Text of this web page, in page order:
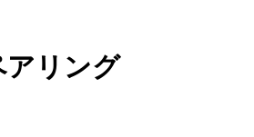
アリング